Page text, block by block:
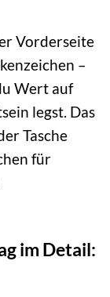
Vorderseite
–
Wert auf
legst. Das
Tasche
für
im Detail: